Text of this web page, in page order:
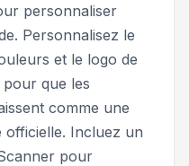
personnaliser
Personnalisez le
et le logo de
que les
comme une
Incluez un
pour